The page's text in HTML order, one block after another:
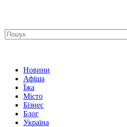
Новини
Афіша
Їжа
Місто
Бізнес
Блог
Україна